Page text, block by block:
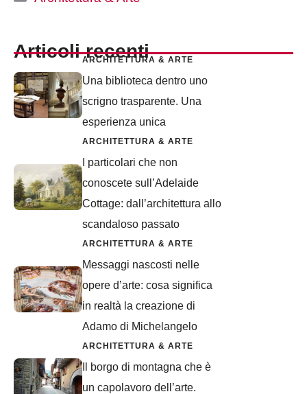
Articoli recenti
ARCHITETTURA & ARTE
Una biblioteca dentro uno
scrigno trasparente. Una
esperienza unica
ARCHITETTURA & ARTE
I particolari che non
conoscete sull’Adelaide
Cottage: dall’architettura allo
scandaloso passato
ARCHITETTURA & ARTE
Messaggi nascosti nelle
opere d’arte: cosa significa
in realtà la creazione di
Adamo di Michelangelo
ARCHITETTURA & ARTE
Il borgo di montagna che è
un capolavoro dell’arte.